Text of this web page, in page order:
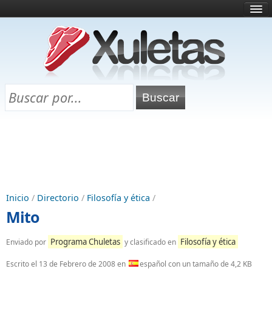
¿Qué es esto?
Directorio
Chuletas para exámenes
Inicio / Directorio / Filosofía y ética /
Mito
Enviado por Programa Chuletas y clasificado en Filosofía y ética
Escrito el 13 de Febrero de 2008en español con un tamaño de 4,2 KB